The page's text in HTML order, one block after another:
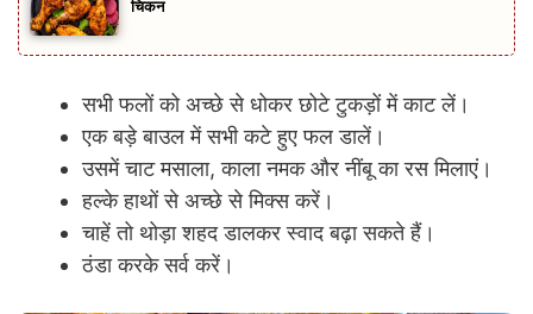
चिकन
सभी फलों को अच्छे से धोकर छोटे टुकड़ों में काट लें।
एक बड़े बाउल में सभी कटे हुए फल डालें।
उसमें चाट मसाला, काला नमक और नींबू का रस मिलाएं।
हल्के हाथों से अच्छे से मिक्स करें।
चाहें तो थोड़ा शहद डालकर स्वाद बढ़ा सकते हैं।
ठंडा करके सर्व करें।